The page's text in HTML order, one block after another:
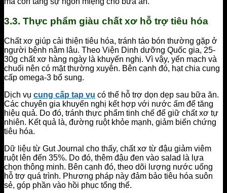
3.3. Thực phẩm giàu chất xơ hỗ trợ tiêu hóa
Chất xơ giúp cải thiện tiêu hóa, tránh táo bón thường gặp ở
người bệnh nằm lâu. Theo Viện Dinh dưỡng Quốc gia, 25-
30g chất xơ hàng ngày là khuyến nghị. Vì vậy, yến mạch và
chuối nên có mặt thường xuyên. Bên cạnh đó, hạt chia cung
cấp omega-3 bổ sung.
Dịch vụ cung cấp tạp vụ có thể hỗ trợ dọn dẹp sau bữa ăn.
Các chuyên gia khuyến nghị kết hợp với nước ấm để tăng
hiệu quả. Do đó, tránh thực phẩm tinh chế để giữ chất xơ tự
nhiên. Kết quả là, đường ruột khỏe mạnh, giảm biến chứng
tiêu hóa.
Dữ liệu từ Gut Journal cho thấy, chất xơ từ đậu giảm viêm
ruột lên đến 35%. Do đó, thêm đậu đen vào salad là lựa
chọn thông minh. Bên cạnh đó, theo dõi lượng nước uống
hỗ trợ quá trình. Phương pháp này đảm bảo tiêu hóa suôn
sẻ, góp phần vào hồi phục tổng thể.